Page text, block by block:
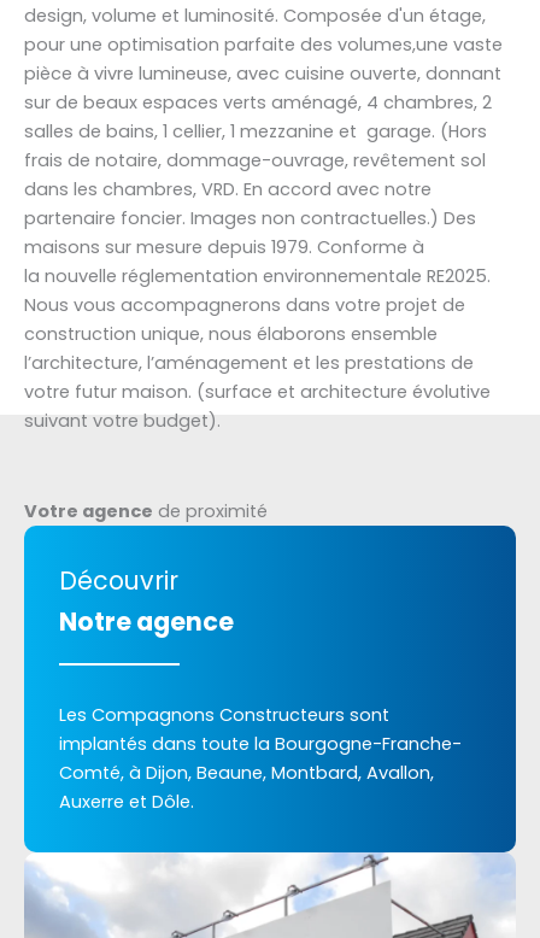
design, volume et luminosité. Composée d'un étage,
pour une optimisation parfaite des volumes,une vaste
pièce à vivre lumineuse, avec cuisine ouverte, donnant
sur de beaux espaces verts aménagé, 4 chambres, 2
salles de bains, 1 cellier, 1 mezzanine et garage. (Hors
frais de notaire, dommage-ouvrage, revêtement sol
dans les chambres, VRD. En accord avec notre
partenaire foncier. Images non contractuelles.) Des
maisons sur mesure depuis 1979. Conforme à
la nouvelle réglementation environnementale RE2025.
Nous vous accompagnerons dans votre projet de
construction unique, nous élaborons ensemble
l’architecture, l’aménagement et les prestations de
votre futur maison. (surface et architecture évolutive
suivant votre budget).
Votre agence de proximité
Découvrir
Notre agence
Les Compagnons Constructeurs sont
implantés dans toute la Bourgogne-Franche-
Comté, à Dijon, Beaune, Montbard, Avallon,
Auxerre et Dôle.